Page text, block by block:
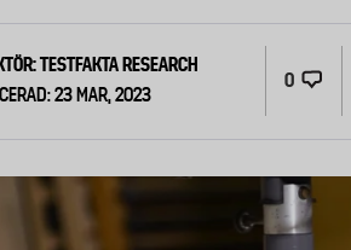
TESTFAKTA RESEARCH
23 MAR, 2023
0